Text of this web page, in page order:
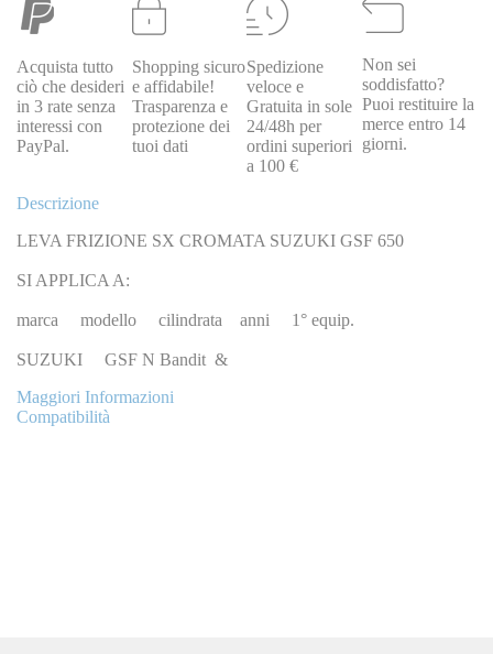
Acquista tutto
ciò che desideri
in 3 rate senza
interessi con
PayPal.
Shopping sicuro
e affidabile!
Trasparenza e
protezione dei
tuoi dati
Spedizione
veloce e
Gratuita in sole
24/48h per
ordini superiori
a 100 €
Non sei
soddisfatto?
Puoi restituire la
merce entro 14
giorni.
Descrizione
LEVA FRIZIONE SX CROMATA SUZUKI GSF 650
SI APPLICA A:
marca modello cilindrata anni 1° equip.
SUZUKI GSF N Bandit &
Maggiori Informazioni
Compatibilità